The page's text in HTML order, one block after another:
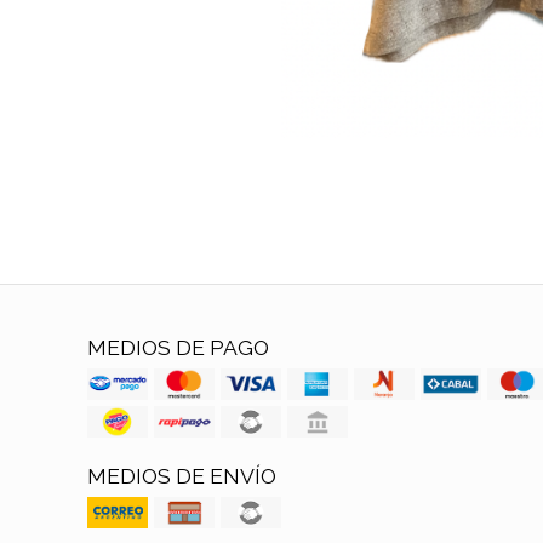
MEDIOS DE PAGO
MEDIOS DE ENVÍO